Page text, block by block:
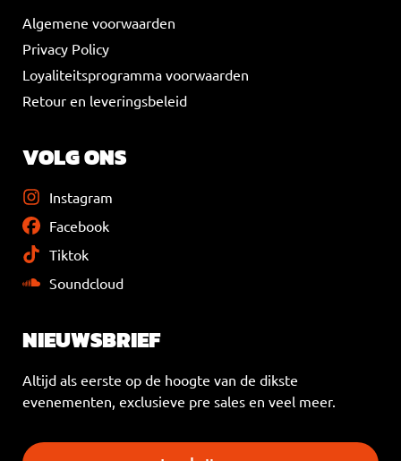
Algemene voorwaarden
Privacy Policy
Loyaliteitsprogramma voorwaarden
Retour en leveringsbeleid
VOLG ONS
Instagram
Facebook
Tiktok
Soundcloud
NIEUWSBRIEF
Altijd als eerste op de hoogte van de dikste
evenementen, exclusieve pre sales en veel meer.